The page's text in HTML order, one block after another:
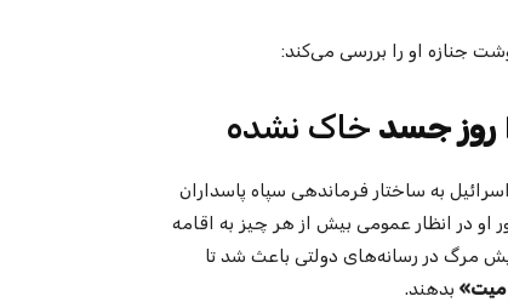
جنازه او را بررسی می‌کند:
جسد خاک نشده
به ساختار فرماندهی سپاه پاسداران
در انظار عمومی بیش از هر چیز به اقامه
مرگ در رسانه‌های دولتی باعث شد تا
میت» بدهند.